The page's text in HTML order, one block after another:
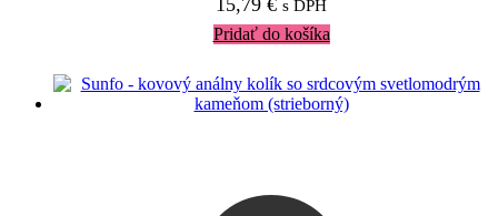
15,79 € s DPH
Pridať do košíka